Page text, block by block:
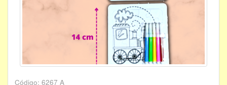
Código: 6267 A